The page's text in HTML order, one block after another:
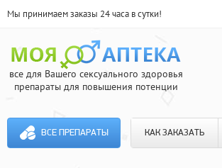
Мы принимаем заказы 24 часа в сутки!
все для Вашего сексуального здоровья
препараты для повышения потенции
ВСЕ ПРЕПАРАТЫ КАК ЗАКАЗАТЬ